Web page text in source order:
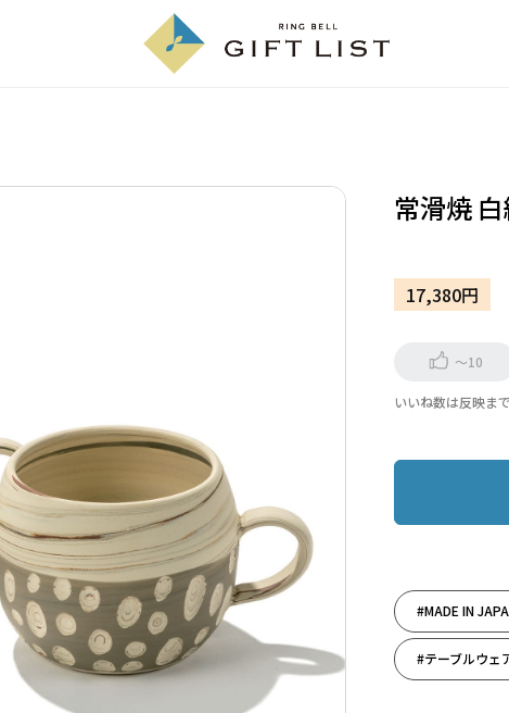
常滑焼
17,380円
～10
いいね数は反映ま
#MADE IN
#テーブルウェ